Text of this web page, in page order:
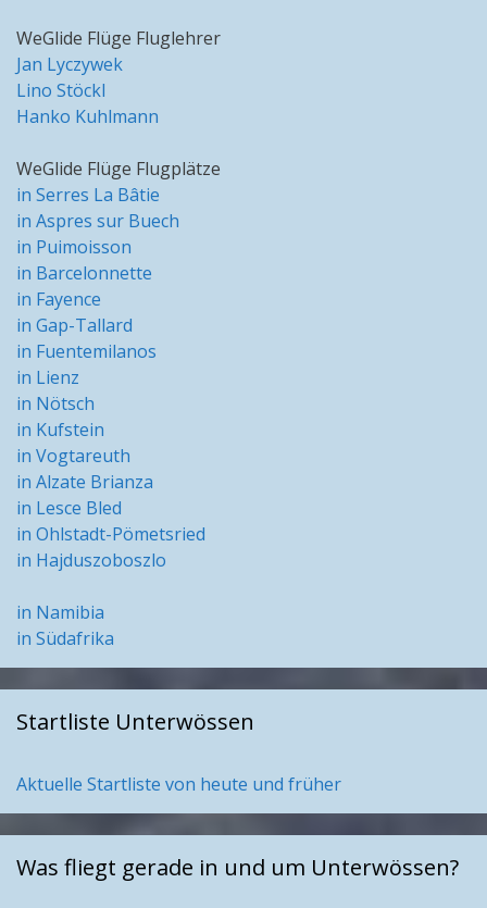
WeGlide Flüge Fluglehrer
Jan Lyczywek
Lino Stöckl
Hanko Kuhlmann
WeGlide Flüge Flugplätze
in Serres La Bâtie
in Aspres sur Buech
in Puimoisson
in Barcelonnette
in Fayence
in Gap-Tallard
in Fuentemilanos
in Lienz
in Nötsch
in Kufstein
in Vogtareuth
in Alzate Brianza
in Lesce Bled
in Ohlstadt-Pömetsried
in Hajduszoboszlo
in Namibia
in Südafrika
Startliste Unterwössen
Aktuelle Startliste von heute und früher
Was fliegt gerade in und um Unterwössen?